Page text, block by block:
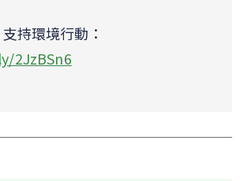
持環境行動：
2JzBSn6